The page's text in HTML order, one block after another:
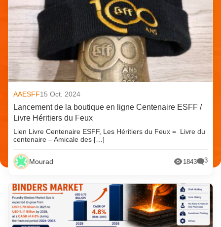
AAESFF15 Oct. 2024
Lancement de la boutique en ligne Centenaire ESFF /
Livre Héritiers du Feux
Lien Livre Centenaire ESFF, Les Héritiers du Feux = Livre du
centenaire – Amicale des […]
Mourad 1843 3